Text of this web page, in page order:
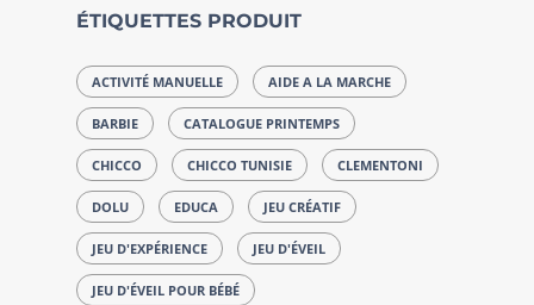
ÉTIQUETTES PRODUIT
ACTIVITÉ MANUELLE AIDE A LA MARCHE
BARBIE CATALOGUE PRINTEMPS
CHICCO CHICCO TUNISIE CLEMENTONI
DOLU EDUCA JEU CRÉATIF
JEU D'EXPÉRIENCE JEU D'ÉVEIL
JEU D'ÉVEIL POUR BÉBÉ